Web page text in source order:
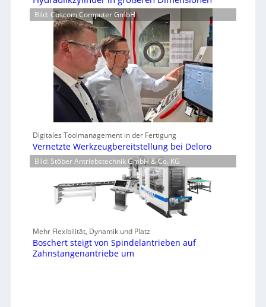
Bild: Coscom Computer GmbH
Digitales Toolmanagement in der Fertigung
Vernetzte Werkzeugbereitstellung bei Deloro
Bild: Stöber Antriebstechnik GmbH & Co. KG
Mehr Flexibilität, Dynamik und Platz
Boschert steigt von Spindelantrieben auf
Zahnstangenantriebe um